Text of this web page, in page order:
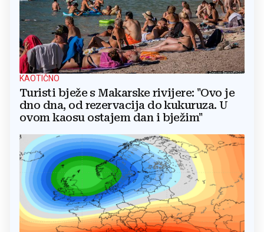
KAOTIČNO
Turisti bježe s Makarske rivijere: "Ovo je
dno dna, od rezervacija do kukuruza. U
ovom kaosu ostajem dan i bježim"